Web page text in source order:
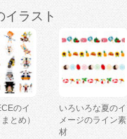
イラスト
のイ
とめ）
いろいろな夏のイ
メージのライン素
材